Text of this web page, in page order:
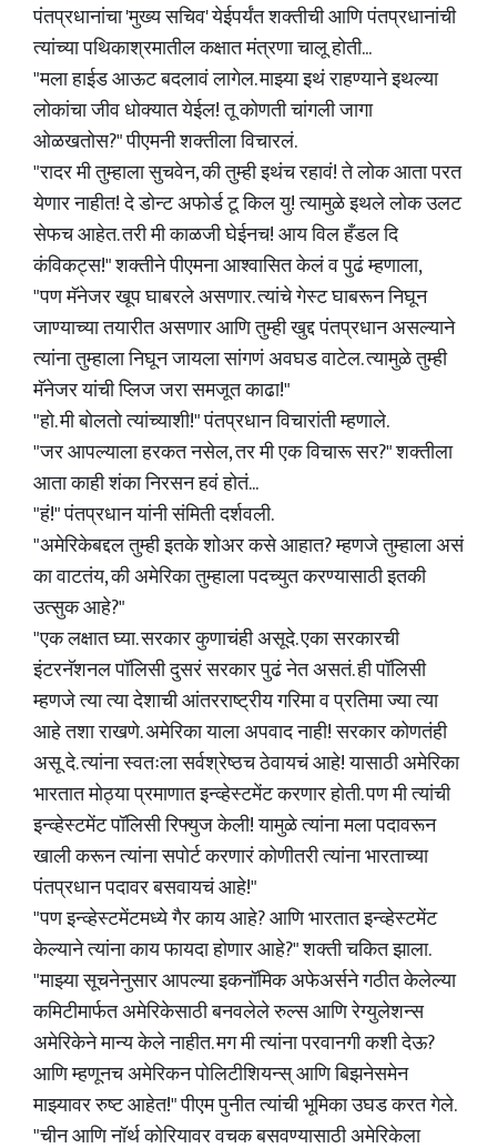
पंतप्रधानांचा 'मुख्य सचिव' येईपर्यंत शक्तीची आणि पंतप्रधानांची
त्यांच्या पथिकाश्रमातील कक्षात मंत्रणा चालू होती...
"मला हाईड आऊट बदलावं लागेल. माझ्या इथं राहण्याने इथल्या
लोकांचा जीव धोक्यात येईल! तू कोणती चांगली जागा
ओळखतोस?" पीएमनी शक्तीला विचारलं.
"रादर मी तुम्हाला सुचवेन, की तुम्ही इथंच रहावं! ते लोक आता परत
येणार नाहीत! दे डोन्ट अफोर्ड टू किल यु! त्यामुळे इथले लोक उलट
सेफच आहेत. तरी मी काळजी घेईनच! आय विल हँडल दि
कंविकट्स!" शक्तीने पीएमना आश्वासित केलं व पुढं म्हणाला,
"पण मॅनेजर खूप घाबरले असणार. त्यांचे गेस्ट घाबरून निघून
जाण्याच्या तयारीत असणार आणि तुम्ही खुद्द पंतप्रधान असल्याने
त्यांना तुम्हाला निघून जायला सांगणं अवघड वाटेल. त्यामुळे तुम्ही
मॅनेजर यांची प्लिज जरा समजूत काढा!"
"हो. मी बोलतो त्यांच्याशी!" पंतप्रधान विचारांती म्हणाले.
"जर आपल्याला हरकत नसेल, तर मी एक विचारू सर?" शक्तीला
आता काही शंका निरसन हवं होतं...
"हं!" पंतप्रधान यांनी संमिती दर्शवली.
"अमेरिकेबद्दल तुम्ही इतके शोअर कसे आहात? म्हणजे तुम्हाला असं
का वाटतंय, की अमेरिका तुम्हाला पदच्युत करण्यासाठी इतकी
उत्सुक आहे?"
"एक लक्षात घ्या. सरकार कुणाचंही असूदे. एका सरकारची
इंटरनॅशनल पॉलिसी दुसरं सरकार पुढं नेत असतं. ही पॉलिसी
म्हणजे त्या त्या देशाची आंतरराष्ट्रीय गरिमा व प्रतिमा ज्या त्या
आहे तशा राखणे. अमेरिका याला अपवाद नाही! सरकार कोणतंही
असू दे. त्यांना स्वतःला सर्वश्रेष्ठच ठेवायचं आहे! यासाठी अमेरिका
भारतात मोठ्या प्रमाणात इन्व्हेस्टमेंट करणार होती. पण मी त्यांची
इन्व्हेस्टमेंट पॉलिसी रिफ्युज केली! यामुळे त्यांना मला पदावरून
खाली करून त्यांना सपोर्ट करणारं कोणीतरी त्यांना भारताच्या
पंतप्रधान पदावर बसवायचं आहे!"
"पण इन्व्हेस्टमेंटमध्ये गैर काय आहे? आणि भारतात इन्व्हेस्टमेंट
केल्याने त्यांना काय फायदा होणार आहे?" शक्ती चकित झाला.
"माझ्या सूचनेनुसार आपल्या इकनॉमिक अफेअर्सने गठीत केलेल्या
कमिटीमार्फत अमेरिकेसाठी बनवलेले रुल्स आणि रेग्युलेशन्स
अमेरिकेने मान्य केले नाहीत. मग मी त्यांना परवानगी कशी देऊ?
आणि म्हणूनच अमेरिकन पोलिटीशियन्स् आणि बिझनेसमेन
माझ्यावर रुष्ट आहेत!" पीएम पुनीत त्यांची भूमिका उघड करत गेले.
"चीन आणि नॉर्थ कोरियावर वचक बसवण्यासाठी अमेरिकेला